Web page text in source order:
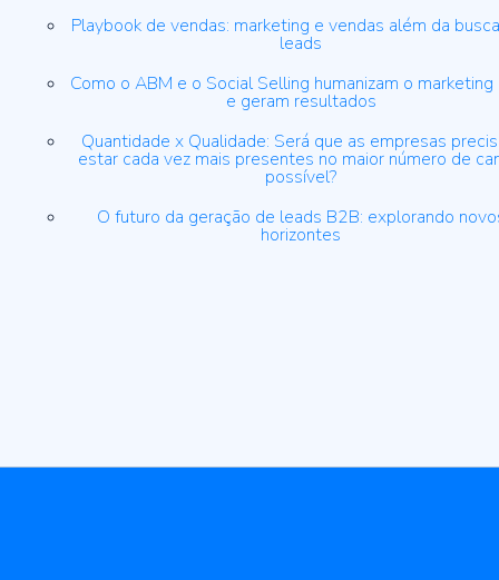
Playbook de vendas: marketing e vendas além da
leads
Como o ABM e o Social Selling humanizam o
e geram resultados
Quantidade x Qualidade: Será que as empresas
estar cada vez mais presentes no maior número de
possível?
O futuro da geração de leads B2B: explorando
horizontes